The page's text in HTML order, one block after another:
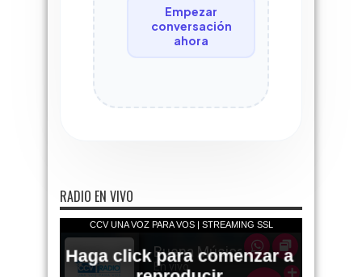
Empezar
conversación
ahora
RADIO EN VIVO